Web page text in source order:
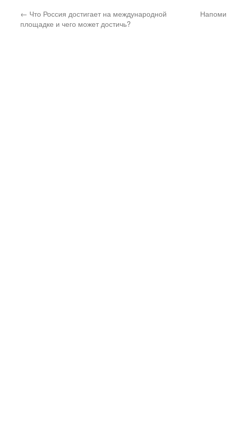
← Что Россия достигает на международной
площадке и чего может достичь?